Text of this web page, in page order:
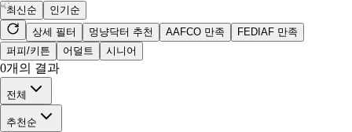
최신순
인기순
상세 필터
멍냥닥터 추천 AAFCO 만족
FEDIAF 만족
퍼피/키튼
어덜트 시니어
0개의 결과
전체
추천순